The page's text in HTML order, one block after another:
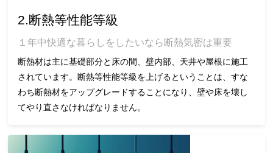
2.断熱等性能等級
１年中快適な暮らしをしたいなら断熱気密は重要
断熱材は主に基礎部分と床の間、壁内部、天井や屋根に施工
されています。断熱等性能等級を上げるということは、すな
わち断熱材をアップグレードすることになり、壁や床を壊し
てやり直さなければなりません。